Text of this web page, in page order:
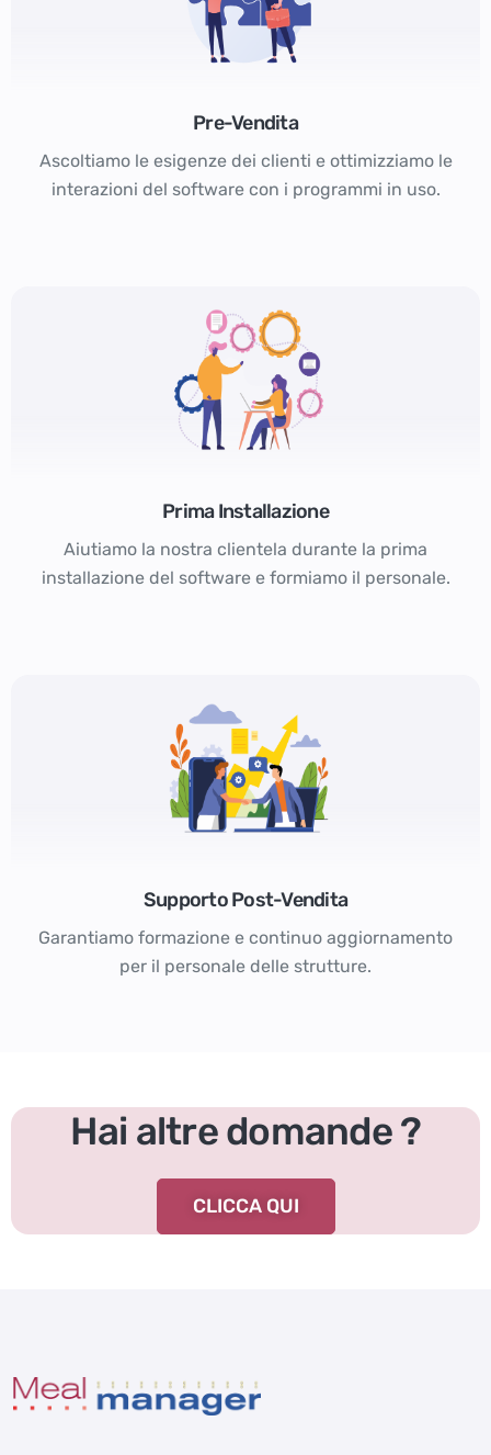
Pre-Vendita
Ascoltiamo le esigenze dei clienti e ottimizziamo le
interazioni del software con i programmi in uso.
Prima Installazione
Aiutiamo la nostra clientela durante la prima
installazione del software e formiamo il personale.
Supporto Post-Vendita
Garantiamo formazione e continuo aggiornamento
per il personale delle strutture.
Hai altre domande ?
CLICCA QUI